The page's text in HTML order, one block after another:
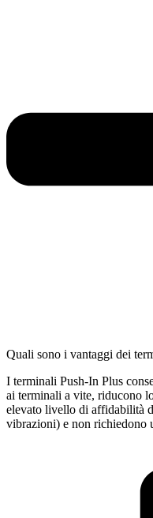
Quali sono i vantaggi dei
I terminali Push-In Plus
ai terminali a vite, riducono
elevato livello di affidabilità
vibrazioni) e non richiedono